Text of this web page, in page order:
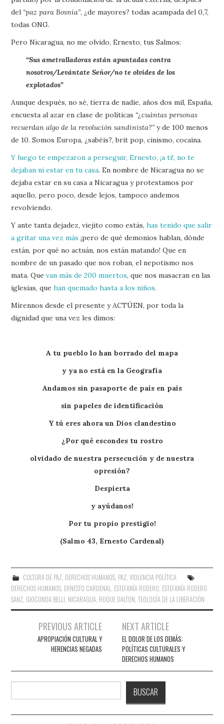
del “paz para Bosnia”, ¿de mayores? todas acampada del 0,7,
todas ONG.
Pero Nicaragua, no me olvido, Ernesto, tus Salmos:
“Sus ametralladoras están apuntadas contra
nosotros/Levántate Señor/no te olvides de los
explotados”
Aunque después, no sé, tierra de nadie, años dos mil, España,
encuesta al azar en clase de políticas “¿cuántas personas
recuerdan algo de la revolución sandinista?” y de 100 menos
de 10. Somos Europa, ¿sabéis?, brit pop, cinismo, cocaína.
Y luego te empezaron a perseguir, Ernesto, ¡a ti!, no te
dejaban ni estar en tu casa. En nombre de Nicaragua no se
dejaba estar en su casa a Nicaragua y protestamos por
aquello, pero poco, desde lejos, tampoco andemos
revolviendo.
Y ante tanta dejadez, viejito como estás,has tenido que salir
a gritar una vez más ¡pero de qué demonios hablan, dónde
están, por qué no actuán, nos están matando! Que en
nombre de un pasado que nos roban, el nepotismo nos
mata. Que van más de 200 muertos, que nos masacran en las
iglesias, quehan quemado hasta a los niños.
Mírennos desde el presente y ACTÚEN, por toda la
dignidad que una vez les dimos:
A tu pueblo lo han borrado del mapa
y ya no está en la Geografía
Andamos sin pasaporte de país en país
sin papeles de identificación
Y tú eres ahora un Dios clandestino
¿Por qué escondes tu rostro
olvidado de nuestra persecución y de nuestra
opresión?
Despierta
y ayúdanos!
Por tu propio prestigio!
(Salmo 43, Ernesto Cardenal)
CULTURA DE PAZ, DERECHOS HUMANOS, PAZ, VIOLENCIA POLÍTICA
DERECHOS HUMANOS ERNESTO CARDENAL ESTEFANÍA RODERO ESTEFANÍA RODERO
SANZ GIOCONDA BELLI NICARAGUA ROQUE DALTON ,TEOLOGÍA DE LA LIBERACIÓN
Navegación
entradas
PREVIOUS ARTICLE
APROPIACIÓN CULTURAL Y
HERENCIAS NEGADAS
NEXT ARTICLE
EL DOLOR DE LOS DEMÁS:
POLÍTICAS CULTURALES Y
DERECHOS HUMANOS
BUSCAR